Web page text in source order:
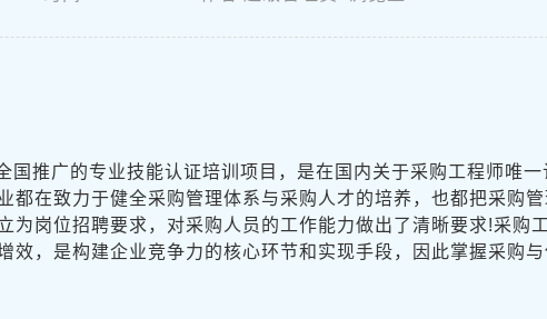
国推广的专业技能认证培训项目，是在国内关于采购工程师唯
都在致力于健全采购管理体系与采购人才的培养，也都把采购
为岗位招聘要求，对采购人员的工作能力做出了清晰要求!采购
效，是构建企业竞争力的核心环节和实现手段，因此掌握采购